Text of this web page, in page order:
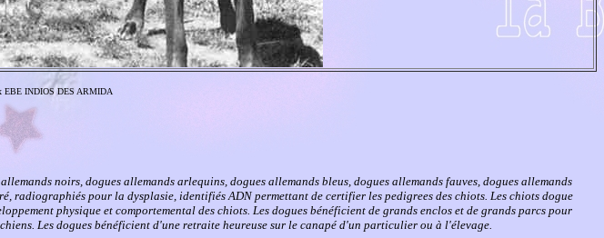
INDIOS DES ARMIDA
noirs, dogues allemands arlequins, dogues allemands bleus, dogues allemands fauves, dogues allemands
pour la dysplasie, identifiés ADN permettant de certifier les pedigrees des chiots. Les chiots dogue
physique et comportemental des chiots. Les dogues bénéficient de grands enclos et de grands parcs pour
Les dogues bénéficient d'une retraite heureuse sur le canapé d'un particulier ou à l'élevage.